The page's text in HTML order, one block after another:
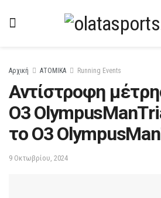
Αρχική ΑΤΟΜΙΚΑ Running Events
Αντίστροφη
O3
το O3
9 Οκτωβρίου, 2024